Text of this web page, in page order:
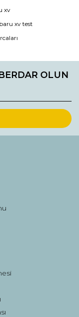
xv
xv test
OLUN